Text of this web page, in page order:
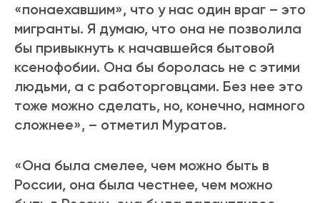
«понаехавшим», что у нас один враг – это
мигранты. Я думаю, что она не позволила
бы привыкнуть к начавшейся бытовой
ксенофобии. Она бы боролась не с этими
людьми, а с работорговцами. Без нее это
тоже можно сделать, но, конечно, намного
сложнее», – отметил Муратов.
«Она была смелее, чем можно быть в
России, она была честнее, чем можно